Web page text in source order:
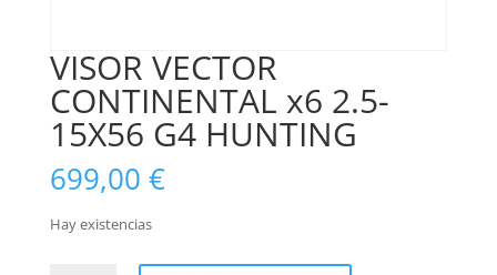
VISOR VECTOR
CONTINENTAL x6 2.5-
15X56 G4 HUNTING
699,00 €
Hay existencias